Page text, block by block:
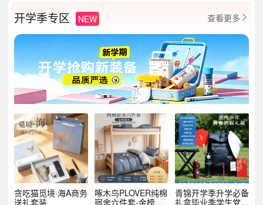
开学季专区 NEW 查看更多 
贪吃猫觅境·海A商务
送礼套装
啄木鸟PLOVER纯棉
宿舍六件套-金榜题
青锦开学季升学必备
礼盒毕业季学生党户